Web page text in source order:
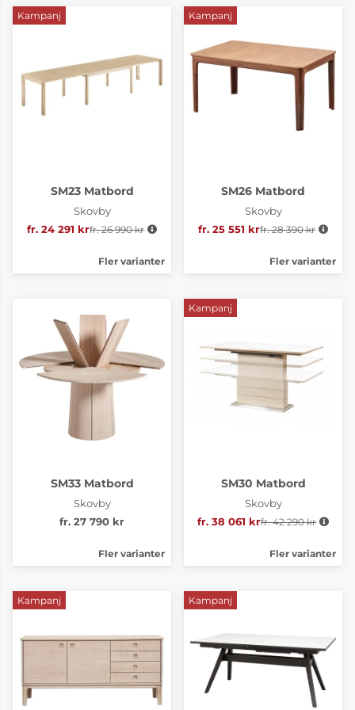
Kampanj
SM23 Matbord
Skovby
fr. 24 291 krOrdinarie pris:
fr. 26 990 kr
Fler varianter
Kampanj
SM26 Matbord
Skovby
fr. 25 551 kr Ordinarie pris:
fr. 28 390 kr
Fler varianter
SM33 Matbord
Skovby
fr. 27 790 kr
Fler varianter
Kampanj
SM30 Matbord
Skovby
fr. 38 061 krOrdinarie pris:
fr. 42 290 kr
Fler varianter
Kampanj Kampanj